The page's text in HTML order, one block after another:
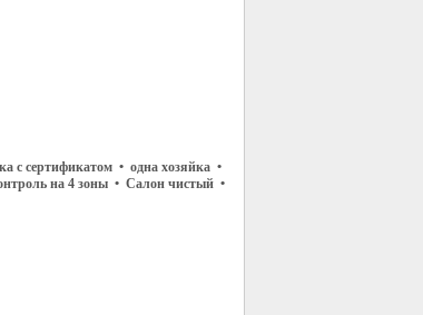
с сертификатом • одна хозяйка •
на 4 зоны • Салон чистый •